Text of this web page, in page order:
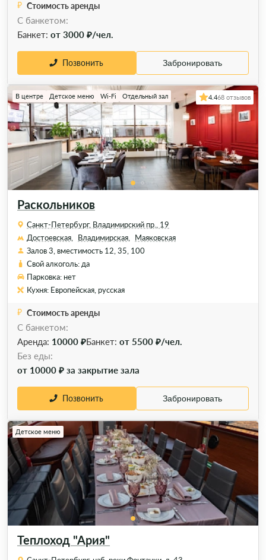
Стоимость аренды
С банкетом:
Банкет: от 3000 ₽/чел.
Позвонить Забронировать
Раскольников
В центре Детское меню Wi-Fi Отдельный зал 4.468 отзывов
Санкт-Петербург, Владимирский пр., 19
Достоевская,
Владимирская,
Маяковская
Залов 3, вместимость 12, 35, 100
Свой алкоголь: да
Парковка: нет
Кухня: Европейская, русская
Стоимость аренды
С банкетом:
Аренда: 10000 ₽Банкет: от 5500 ₽/чел.
Без еды:
от 10000 ₽ за закрытие зала
Позвонить Забронировать
Теплоход "Ария"
Детское меню